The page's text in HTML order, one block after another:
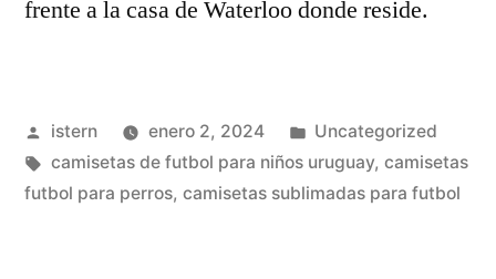
frente a la casa de Waterloo donde reside.
Publicado
por
istern enero 2, 2024
Publicado
en
Uncategorized
Etiquetas:
camisetas de futbol para niños uruguay, camisetas
futbol para perros, camisetas sublimadas para futbol